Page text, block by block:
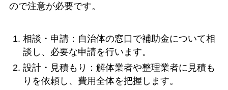
ので注意が必要です。
相談・申請：自治体の窓口で補助金について相
談し、必要な申請を行います。
設計・見積もり：解体業者や整理業者に見積も
りを依頼し、費用全体を把握します。